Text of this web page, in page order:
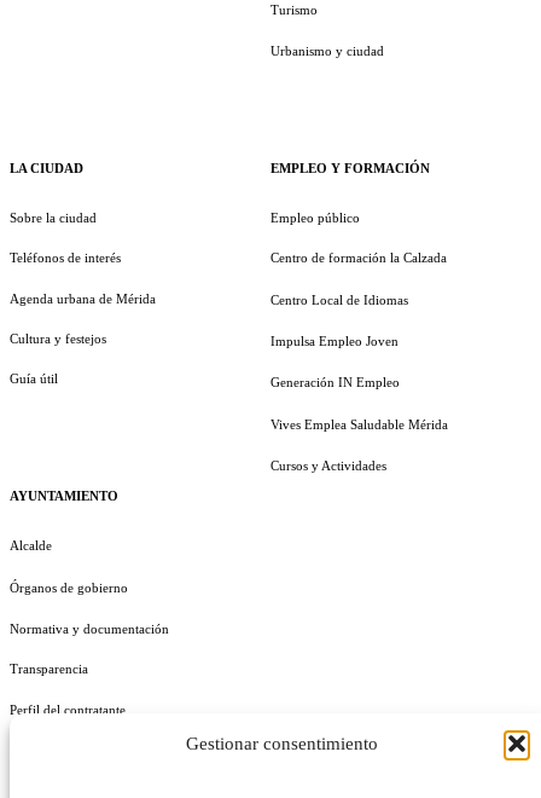
Gestionar consentimiento
LA CIUDAD
Sobre la ciudad
Teléfonos de interés
Agenda urbana de Mérida
Cultura y festejos
Guía útil
AYUNTAMIENTO
Alcalde
Órganos de gobierno
Normativa y documentación
Transparencia
Perfil del contratante
Turismo
Urbanismo y ciudad
EMPLEO Y FORMACIÓN
Empleo público
Centro de formación la Calzada
Centro Local de Idiomas
Impulsa Empleo Joven
Generación IN Empleo
Vives Emplea Saludable Mérida
Cursos y Actividades